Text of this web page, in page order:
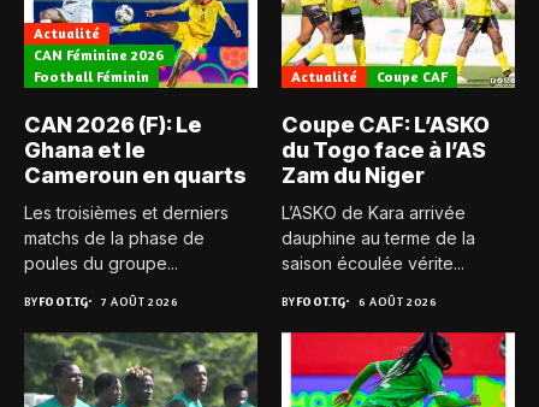
Actualité
CAN Féminine 2026
Football Féminin
CAN 2026 (F): Le
Ghana et le
Cameroun en quarts
Les troisièmes et derniers
matchs de la phase de
poules du groupe...
BYFOOT.TG 7 AOÛT 2026
Actualité Coupe CAF
Coupe CAF: L’ASKO
du Togo face à l’AS
Zam du Niger
L’ASKO de Kara arrivée
dauphine au terme de la
saison écoulée vérite...
BYFOOT.TG 6 AOÛT 2026